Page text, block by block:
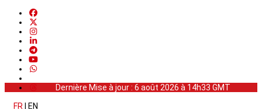
Dernière Mise à jour : 6 août 2026 à 14h33 GMT
FR
EN